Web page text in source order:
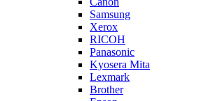
Samsung
Xerox
RICOH
Panasonic
Kyosera Mita
Lexmark
Brother